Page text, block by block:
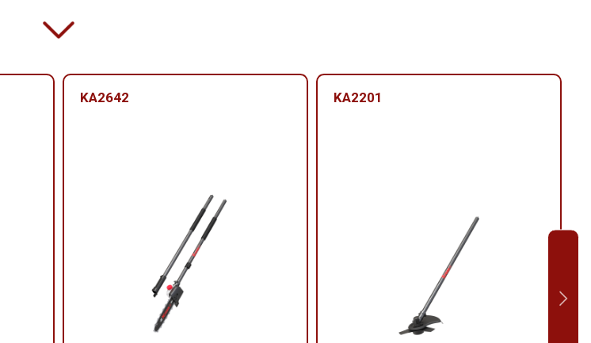
KA2642 KA2201